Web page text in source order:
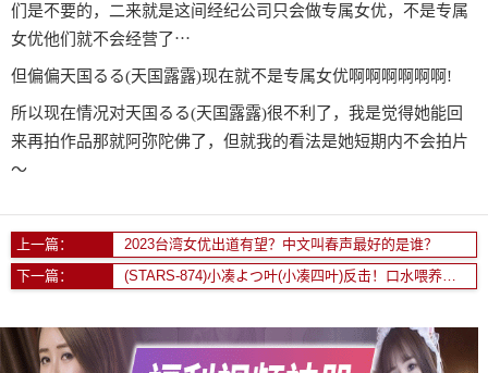
们是不要的，二来就是这间经纪公司只会做专属女优，不是专属
女优他们就不会经营了⋯
但偏偏天国るる(天国露露)现在就不是专属女优啊啊啊啊啊啊!
所以现在情况对天国るる(天国露露)很不利了，我是觉得她能回
来再拍作品那就阿弥陀佛了，但就我的看法是她短期内不会拍片
～
上一篇：
2023台湾女优出道有望？中文叫春声最好的是谁？
下一篇：
(STARS-874)小凑よつ叶(小凑四叶)反击！口水喂养吉村卓！